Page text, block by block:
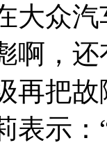
大众
啊，
再把
表示